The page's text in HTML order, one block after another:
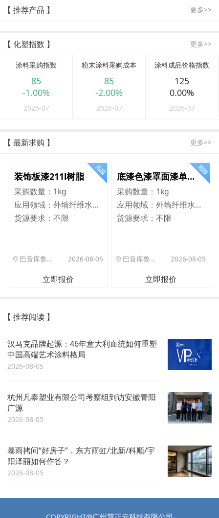
【 推荐产品 】 更多>>
【 化塑指数 】 更多>>
涂料采购指数
85
-1.00%
2026-07
粉末涂料采购成本
85
-2.00%
2026-07
涂料成品价格指数
125
0.00%
2026-07
【 最新求购 】 更多>>
装饰板漆211l树脂
采购数量： 1kg
应用领域：
外墙纤维水泥板
货源要求： 不限
巴音库鲁提镇,托帕口岸六号库房 2026-08-05
立即报价
底漆色漆罩面漆单组分乳液树脂8020
采购数量： 1kg
应用领域：
外墙纤维水泥板
货源要求：不限
巴音库鲁提镇,托帕口岸六号库房 2026-08-05
立即报价
【 推荐阅读 】
汉马克品牌起源：46年意大利血统如何重塑
中国高端艺术涂料格局
2026-08-05
杭州凡泰塑业有限公司考察组到访安徽青阳
广源
2026-08-05
暴雨拷问“好房子”，东方雨虹/北新/科顺/宇
阳泽丽如何作答？
2026-08-05